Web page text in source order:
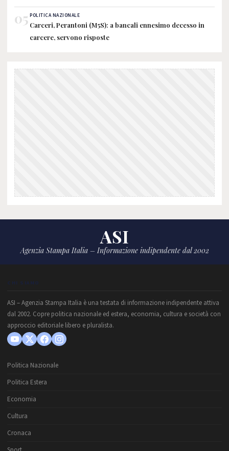
05 POLITICA NAZIONALE
Carceri, Perantoni (M5S): a bancali ennesimo decesso in
carcere, servono risposte
ASI
Agenzia Stampa Italia – Informazione indipendente dal 2002
CHI SIAMO
ASI – Agenzia Stampa Italia è una testata di informazione indipendente attiva
dal 2002. Copre politica nazionale ed estera, economia, cultura e società con
approccio editoriale libero e pluralista.
Politica Nazionale
Politica Estera
Economia
Cultura
Cronaca